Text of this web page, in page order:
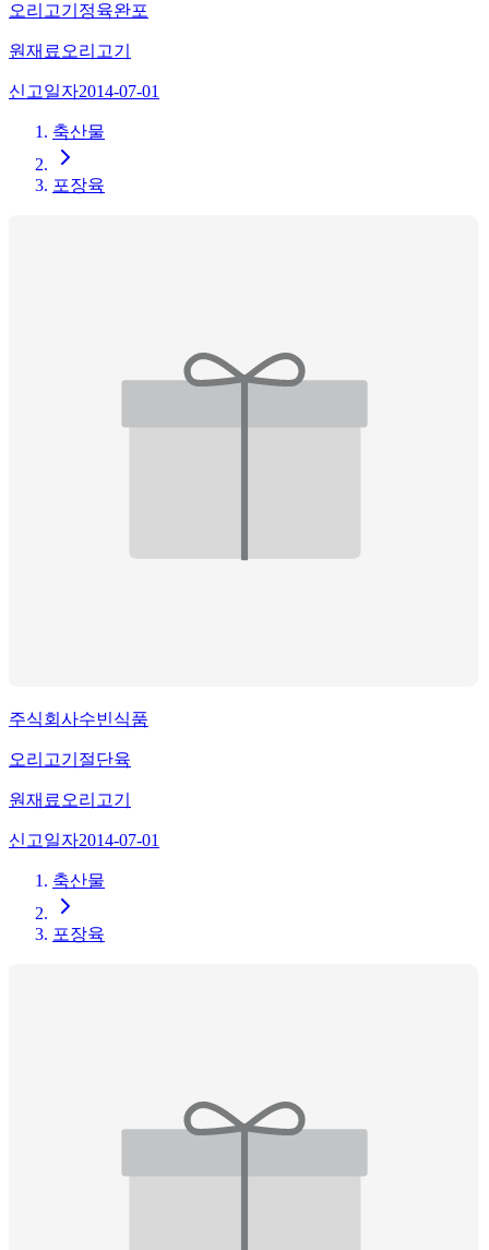
오리고기정육완포
원재료 오리고기
신고일자2014-07-01
축산물
포장육
주식회사수빈식품
오리고기절단육
원재료 오리고기
신고일자2014-07-01
축산물
포장육